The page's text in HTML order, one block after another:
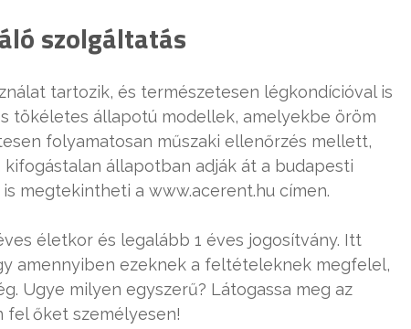
szolgáltatás
tartozik, és természetesen légkondícióval is
tökéletes állapotú modellek, amelyekbe öröm
folyamatosan műszaki ellenőrzés mellett,
állapotban adják át a budapesti
megtekintheti a www.acerent.hu címen.
életkor és legalább 1 éves jogosítvány. Itt
amennyiben ezeknek a feltételeknek megfelel,
Ugye milyen egyszerű? Látogassa meg az
fel őket személyesen!